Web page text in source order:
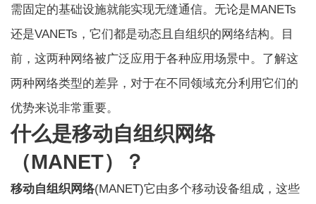
需固定的基础设施就能实现无缝通信。无论是MANETs
还是VANETs，它们都是动态且自组织的网络结构。目
前，这两种网络被广泛应用于各种应用场景中。了解这
两种网络类型的差异，对于在不同领域充分利用它们的
优势来说非常重要。
什么是移动自组织网络
（MANET）？
移动自组织网络(MANET)它由多个移动设备组成，这些